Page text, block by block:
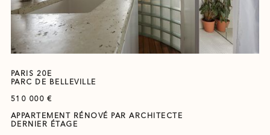
PARIS 20E
PARC DE BELLEVILLE
510 000 €
APPARTEMENT RÉNOVÉ PAR ARCHITECTE
DERNIER ÉTAGE